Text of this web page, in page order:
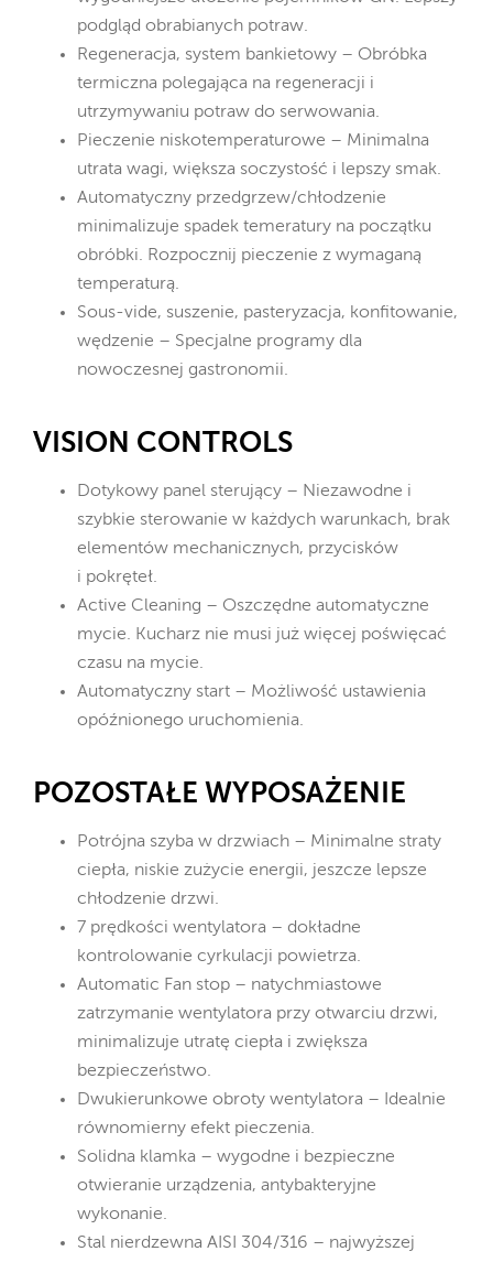
podgląd obrabianych potraw.
Regeneracja, system bankietowy – Obróbka
termiczna polegająca na regeneracji i
utrzymywaniu potraw do serwowania.
Pieczenie niskotemperaturowe – Minimalna
utrata wagi, większa soczystość i lepszy smak.
Automatyczny przedgrzew/chłodzenie
minimalizuje spadek temeratury na początku
obróbki. Rozpocznij pieczenie z wymaganą
temperaturą.
Sous-vide, suszenie, pasteryzacja, konfitowanie,
wędzenie – Specjalne programy dla
nowoczesnej gastronomii.
VISION CONTROLS
Dotykowy panel sterujący – Niezawodne i
szybkie sterowanie w każdych warunkach, brak
elementów mechanicznych, przycisków
i pokręteł.
Active Cleaning – Oszczędne automatyczne
mycie. Kucharz nie musi już więcej poświęcać
czasu na mycie.
Automatyczny start – Możliwość ustawienia
opóźnionego uruchomienia.
POZOSTAŁE WYPOSAŻENIE
Potrójna szyba w drzwiach – Minimalne straty
ciepła, niskie zużycie energii, jeszcze lepsze
chłodzenie drzwi.
7 prędkości wentylatora – dokładne
kontrolowanie cyrkulacji powietrza.
Automatic Fan stop – natychmiastowe
zatrzymanie wentylatora przy otwarciu drzwi,
minimalizuje utratę ciepła i zwiększa
bezpieczeństwo.
Dwukierunkowe obroty wentylatora – Idealnie
równomierny efekt pieczenia.
Solidna klamka – wygodne i bezpieczne
otwieranie urządzenia, antybakteryjne
wykonanie.
Stal nierdzewna AISI 304/316 – najwyższej